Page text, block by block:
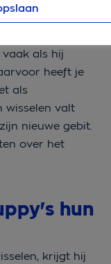
als hij
heeft je
als
wisselen valt
nieuwe gebit.
over het
hun
krijgt hij